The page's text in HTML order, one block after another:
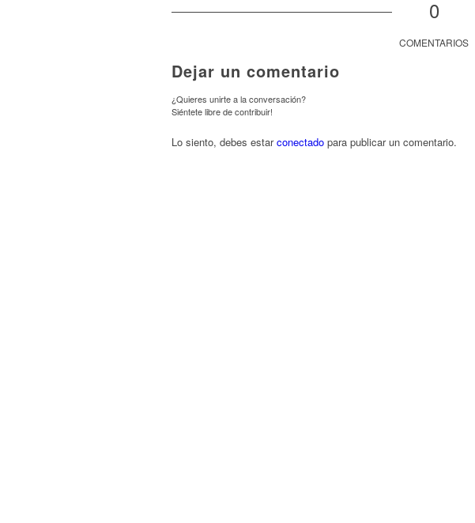
0
COMENTARIOS
Dejar un comentario
¿Quieres unirte a la conversación?
Siéntete libre de contribuir!
Lo siento, debes estarconectado para publicar un comentario.